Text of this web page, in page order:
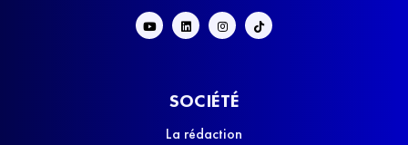
SOCIÉTÉ
La rédaction